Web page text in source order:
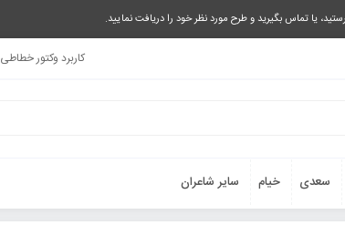
کاربرد وکتور خطاطی
سعدی خیام سایر شاعران